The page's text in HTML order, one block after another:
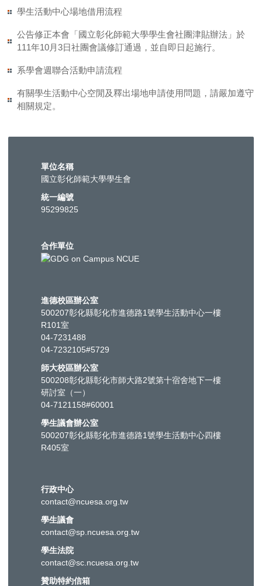
學生活動中心場地借用流程
公告修正本會「國立彰化師範大學學生會社團津貼辦法」於
111年10月3日社團會議修訂通過，並自即日起施行。
系學會週聯合活動申請流程
有關學生活動中心空閒及釋出場地申請使用問題，請嚴加遵守
相關規定。
單位名稱
國立彰化師範大學學生會
統一編號
95299825
合作單位
進德校區辦公室
500207彰化縣彰化市進德路1號學生活動中心一樓
R101室
04-7231488
04-7232105#5729
師大校區辦公室
500208彰化縣彰化市師大路2號第十宿舍地下一樓
研討室（一）
04-7121158#60001
學生議會辦公室
500207彰化縣彰化市進德路1號學生活動中心四樓
R405室
行政中心
contact@ncuesa.org.tw
學生議會
contact@sp.ncuesa.org.tw
學生法院
contact@sc.ncuesa.org.tw
贊助特約信箱